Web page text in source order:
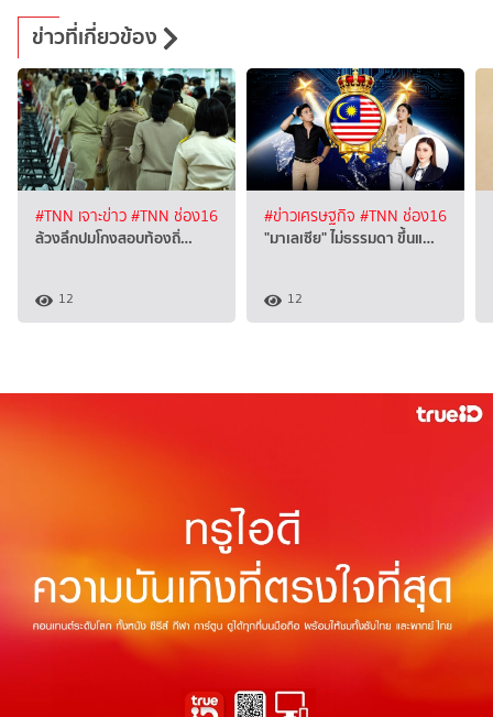
ข่าวที่เกี่ยวข้อง
#TNN เจาะข่าว#TNN ช่อง16
ล้วงลึกปมโกงสอบท้องถิ่…
12
#ข่าวเศรษฐกิจ #TNN ช่อง16
"มาเลเซีย" ไม่ธรรมดา ขึ้นแ…
12